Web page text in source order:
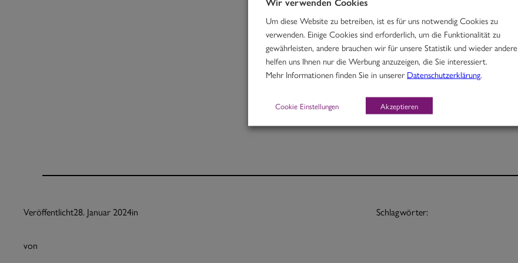
Thai Rindfleischcurry mit Zitronengras, Chili & Kartoffeln
H, E
Portion 12,70
Veröffentlicht28. Januar 2024in
von
Schlagwörter:
Um diese Website zu betreiben, ist es für uns notwendig Cookies zu
verwenden. Einige Cookies sind erforderlich, um die Funktionalität zu
gewährleisten, andere brauchen wir für unsere Statistik und wieder andere
helfen uns Ihnen nur die Werbung anzuzeigen, die Sie interessiert.
Mehr Informationen finden Sie in unsererDatenschutzerklärung
Cookie Einstellungen Akzeptieren